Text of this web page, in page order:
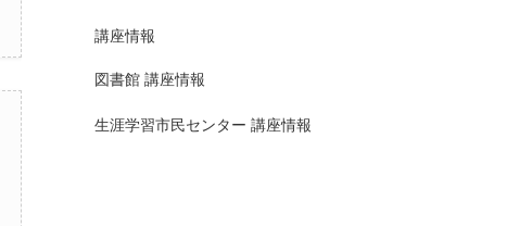
講座情報
図書館 講座情報
生涯学習市民センター 講座情報